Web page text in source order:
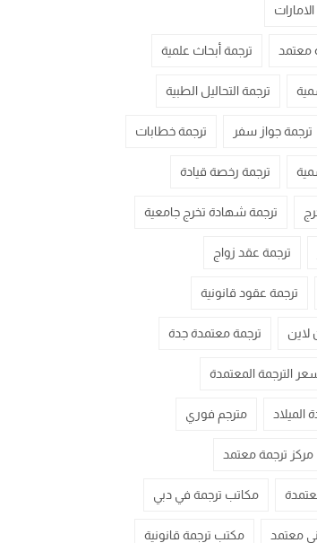
معتمد ترجمة أبحاث علمية
ترجمة التحاليل الطبية
ترجمة جواز سفر ترجمة خطابات
ترجمة رخصة قيادة
ترجمة شهادة تخرج جامعية
ترجمة عقد زواج
ترجمة عقود قانونية
لاين ترجمة معتمدة جدة
الترجمة المعتمدة
مترجم فوري
مركز ترجمة معتمد
مكاتب ترجمة في دبي
معتمد مكتب ترجمة قانونية